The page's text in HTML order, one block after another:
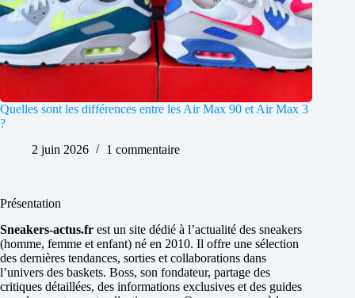
Quelles sont les différences entre les Air Max 90 et Air Max 3
?
2 juin 2026
1 commentaire
Présentation
Sneakers-actus.fr est un site dédié à l’actualité des sneakers
(homme, femme et enfant) né en 2010. Il offre une sélection
des dernières tendances, sorties et collaborations dans
l’univers des baskets. Boss, son fondateur, partage des
critiques détaillées, des informations exclusives et des guides